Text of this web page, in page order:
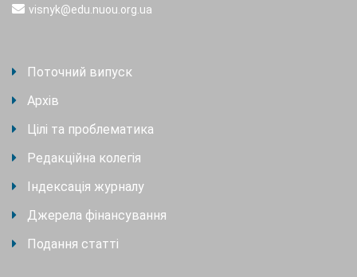
visnyk@edu.nuou.org.ua
Поточний випуск
Архів
Цілі та проблематика
Редакційна колегія
Індексація журналу
Джерела фінансування
Подання статті